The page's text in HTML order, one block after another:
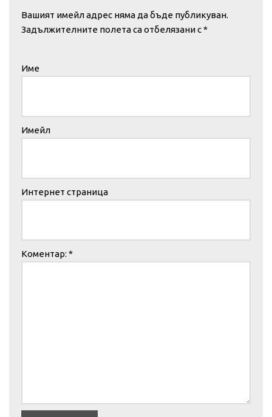
Вашият имейл адрес няма да бъде публикуван.
Задължителните полета са отбелязани с*
Име
Имейл
Интернет страница
Коментар: *